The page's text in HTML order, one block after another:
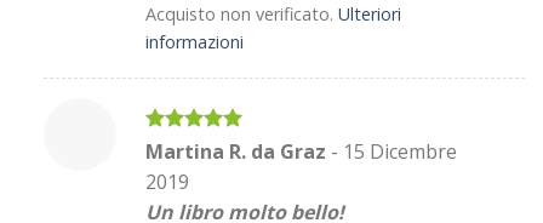
Acquisto non verificato. Ulteriori
informazioni
Valutato5
Martina R. da Graz - 15 Dicembre
2019
Un libro molto bello!